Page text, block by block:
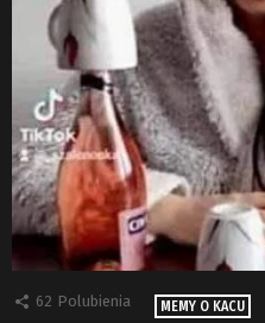
62 Polubienia MEMY O KACU